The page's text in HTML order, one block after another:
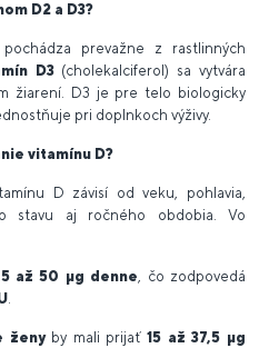
D2 a D3?
prevažne z rastlinných
D3(cholekalciferol) sa vytvára
žiarení. D3 je pre telo biologicky
pri doplnkoch výživy.
vitamínu D?
D závisí od veku, pohlavia,
stavu aj ročného obdobia. Vo
až 50 μg denne, čo zodpovedá
.
ženyby mali prijať15 až 37,5 μg